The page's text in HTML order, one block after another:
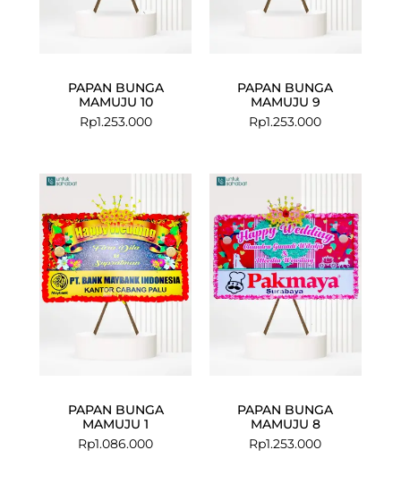
PAPAN BUNGA
MAMUJU 10
Rp1.253.000
PAPAN BUNGA
MAMUJU 9
Rp1.253.000
PAPAN BUNGA
MAMUJU 1
Rp1.086.000
PAPAN BUNGA
MAMUJU 8
Rp1.253.000